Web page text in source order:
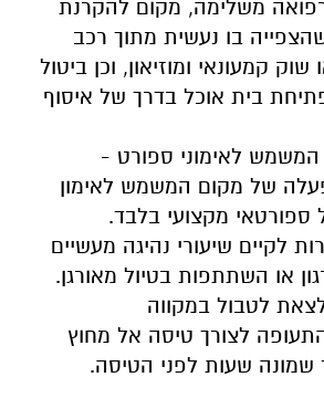
משלימה, מקום להקרנת
בו נעשית מתוך רכב
שוק קמעונאי ומוזיאון, וכן ביטול
בית אוכל בדרך של איסוף
המשמש לאימוני ספורט -
של מקום המשמש לאימון
ספורטאי מקצועי בלבד.
לקיים שיעורי נהיגה מעשיים
או השתתפות בטיול מאורגן.
לטבול במקווה
לצורך טיסה אל מחוץ
שעות לפני הטיסה.